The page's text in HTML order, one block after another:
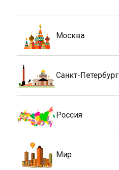
Москва
Санкт-Петербург
Россия
Мир